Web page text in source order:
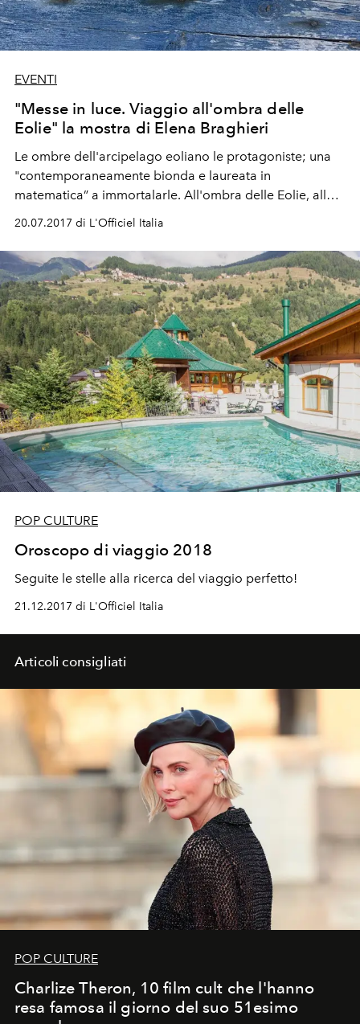
EVENTI
"Messe in luce. Viaggio all'ombra delle
Eolie" la mostra di Elena Braghieri
Le ombre dell'arcipelago eoliano le protagoniste; una
"contemporaneamente bionda e laureata in
matematica” a immortalarle. All'ombra delle Eolie, alla
ricerca di nuovi panorami.
20.07.2017 di L'Officiel Italia
POP CULTURE
Oroscopo di viaggio 2018
Seguite le stelle alla ricerca del viaggio perfetto!
21.12.2017 di L'Officiel Italia
Articoli consigliati
POP CULTURE
Charlize Theron, 10 film cult che l'hanno
resa famosa il giorno del suo 51esimo